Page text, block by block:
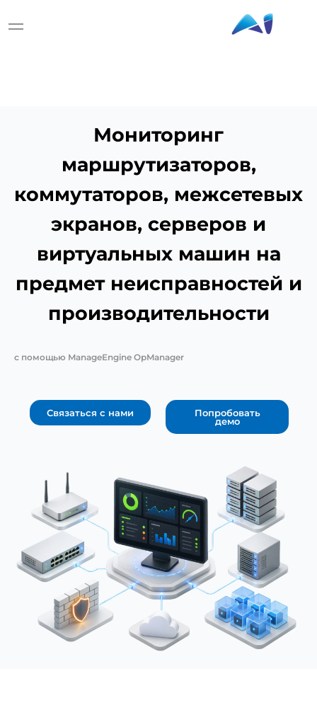
Мониторинг
маршрутизаторов,
коммутаторов, межсетевых
экранов, серверов и
виртуальных машин на
предмет неисправностей и
производительности
с помощью ManageEngine OpManager
Связаться с нами Попробовать
демо